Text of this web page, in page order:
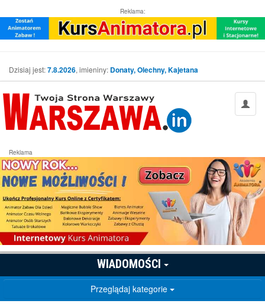
Reklama:
Dzisiaj jest:7.8.2026, imieniny: Donaty, Olechny, Kajetana
Reklama
WIADOMOŚCI
Przeglądaj kategorie